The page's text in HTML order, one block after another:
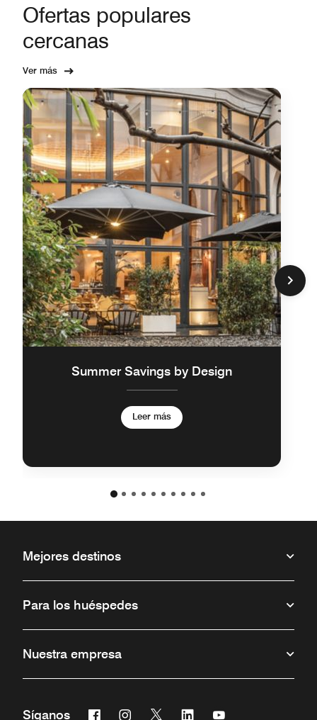
Ofertas populares
cercanas
Ver más
Summer Savings by Design
Leer más
Mejores destinos
Para los huéspedes
Nuestra empresa
Síganos FacebookInstagram
Twitter Linkedin